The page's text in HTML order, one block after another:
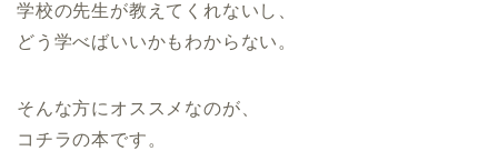
学校の先生が教えてくれないし、
どう学べばいいかもわからない。
そんな方にオススメなのが、
コチラの本です。